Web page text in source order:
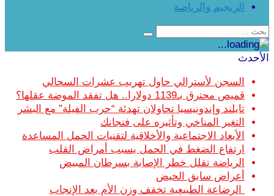
الريجيم والرياضة
الأحدث
السجن لأسترالي حاول تهريب عشرات السحالي
قميص محترق بـ1139 دولارا.. هل تفقد الموضة عقلها؟
تايلند وإندونيسيا تحاولان تهدئة “حرب الفيلة” مع البشر
التغير المناخي وتأثيره على فنجانك
الأبعاد الاجتماعية والأخلاقية لتقنيات الحمل المساعدة
ارتفاع الضغط في الحمل يسبب أمراض القلب
الرياضة تقلل خطر الإصابة بسرطان المبيض
أعراض سابق الحيض
الرضاعة الطبيعية تخفف وزن الأم بعد الإنجاب